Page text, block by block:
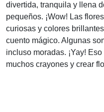
divertida, tranquila y llena
pequeños. ¡Wow! Las
curiosas y colores
cuento mágico. Algunas
incluso moradas. ¡Yay!
muchos crayones y crear